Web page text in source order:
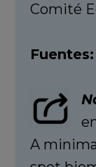
Comité
Fuentes:
A